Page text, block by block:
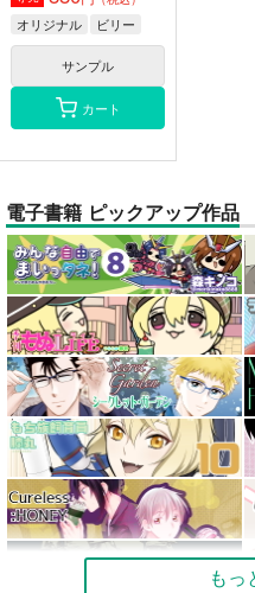
オリジナル ビリー
サンプル
カート
電子書籍 ピックアップ作品
もっ